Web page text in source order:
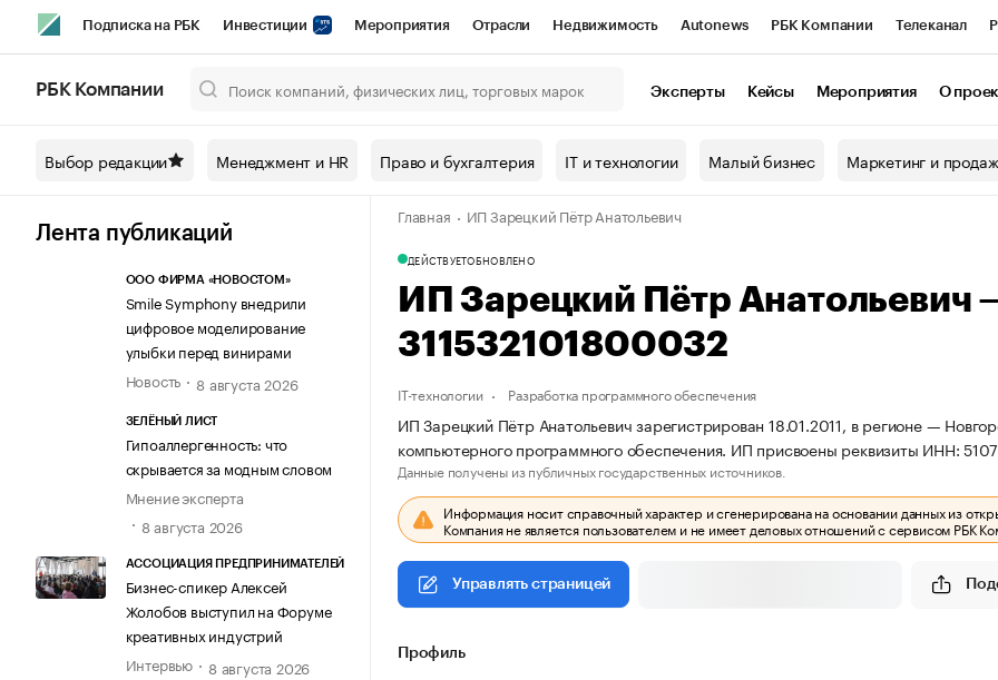
Подписка на РБК Инвестиции Мероприятия Отрасли Недвижимость Autonews РБК Компании Телеканал
Спецпроекты СПб Конференции СПб Спецпроекты Проверка контрагентов
Технологии и медиа Рынок наличной валюты
РБК Компании Эксперты Кейсы Мероприятия О
Выбор редакции Менеджмент и HR Право и бухгалтерия IT и технологии Малый бизнес Маркетинг и
Лента публикаций
ООО ФИРМА «НОВОСТОМ»
Smile Symphony внедрили
цифровое моделирование
улыбки перед винирами
Новость
8 августа 2026
ЗЕЛЁНЫЙ ЛИСТ
Гипоаллергенность: что
скрывается за модным словом
Мнение эксперта
8 августа 2026
АССОЦИАЦИЯ ПРЕДПРИНИМАТЕЛЕЙ
Бизнес-спикер Алексей
Жолобов выступил на Форуме
креативных индустрий
Интервью
8 августа 2026
Главная ИП Зарецкий Пётр Анатольевич
ДЕЙСТВУЕТОБНОВЛЕНО
ИП Зарецкий Пётр
311532101800032
IT-технологии Разработка программного обеспечения
ИП Зарецкий Пётр Анатольевич зарегистрирован 18.01.2011, в регионе —
компьютерного программного обеспечения. ИП присвоены реквизиты ИНН:
Данные получены из публичных государственных источников.
Информация носит справочный характер и сгенерирована на основании данных из
Компания не является пользователем и не имеет деловых отношений с сервисом РБК
Управлять страницей
Профиль